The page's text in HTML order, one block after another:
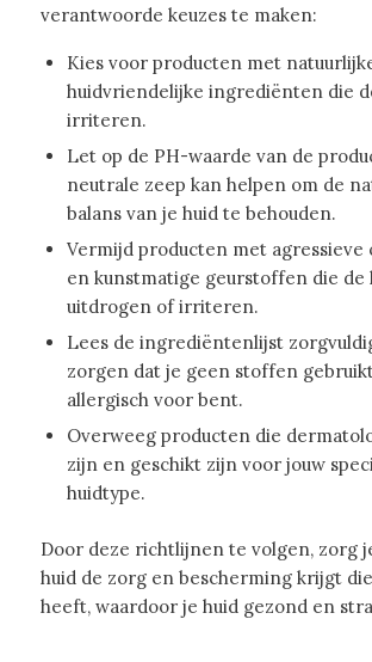
verantwoorde keuzes te maken:
Kies voor producten met
huidvriendelijke ingrediënten die
irriteren.
Let op de PH-waarde van de
neutrale zeep kan helpen om de
balans van je huid te behouden.
Vermijd producten met agressieve
en kunstmatige geurstoffen die de
uitdrogen of irriteren.
Lees de ingrediëntenlijst
zorgen dat je geen stoffen
allergisch voor bent.
Overweeg producten die
zijn en geschikt zijn voor jouw
huidtype.
Door deze richtlijnen te volgen, zorg
huid de zorg en bescherming krijgt
heeft, waardoor je huid gezond en